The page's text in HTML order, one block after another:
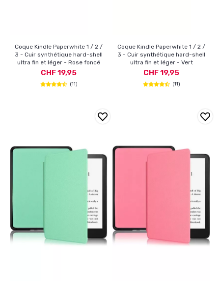
Coque Kindle Paperwhite 1 / 2 /
3 - Cuir synthétique hard-shell
ultra fin et léger - Rose foncé
CHF 19,95
(11)
Coque Kindle Paperwhite 1 / 2 /
3 - Cuir synthétique hard-shell
ultra fin et léger - Vert
CHF 19,95
(11)